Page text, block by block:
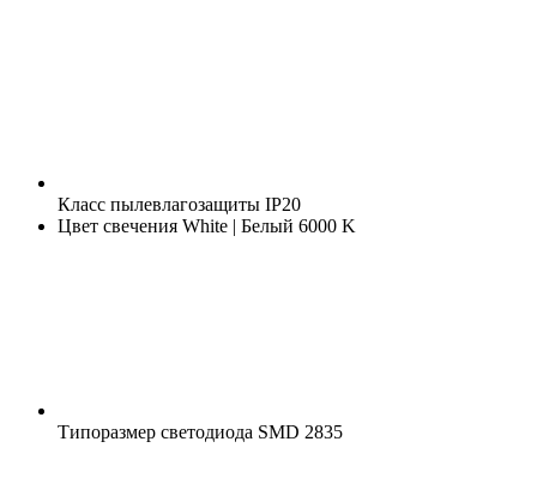
Класс пылевлагозащиты IP20
Цвет свечения White | Белый 6000 K
Типоразмер светодиода SMD 2835